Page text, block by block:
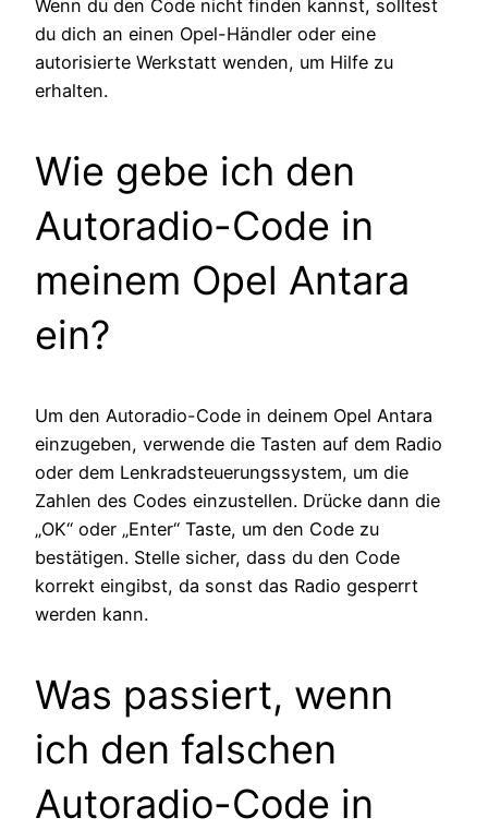
Wenn du den Code nicht finden kannst, solltest
du dich an einen Opel-Händler oder eine
autorisierte Werkstatt wenden, um Hilfe zu
erhalten.
Wie gebe ich den
Autoradio-Code in
meinem Opel Antara
ein?
Um den Autoradio-Code in deinem Opel Antara
einzugeben, verwende die Tasten auf dem Radio
oder dem Lenkradsteuerungssystem, um die
Zahlen des Codes einzustellen. Drücke dann die
„OK“ oder „Enter“ Taste, um den Code zu
bestätigen. Stelle sicher, dass du den Code
korrekt eingibst, da sonst das Radio gesperrt
werden kann.
Was passiert, wenn
ich den falschen
Autoradio-Code in